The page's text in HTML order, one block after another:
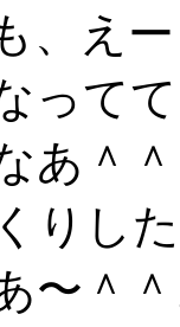
、え
って
あ＾
りし
〜＾